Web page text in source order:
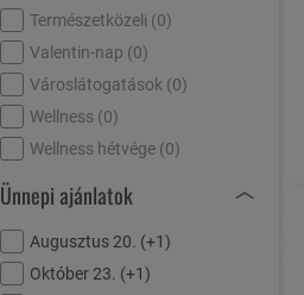
Természetközeli (0)
Valentin-nap (0)
Városlátogatások (0)
Wellness (0)
Wellness hétvége (0)
Ünnepi ajánlatok
Augusztus 20. (+1)
Október 23. (+1)